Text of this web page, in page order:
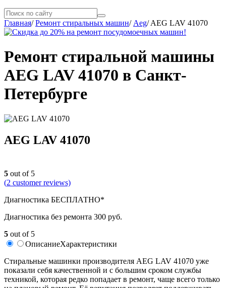
Главная/Ремонт стиральных машин/ Aeg/AEG LAV 41070
Ремонт стиральной машины
AEG LAV 41070 в Санкт-
Петербурге
AEG LAV 41070
5 out of 5
(2 customer reviews)
Диагностика БЕСПЛАТНО*
Диагностика без ремонта 300 руб.
5 out of 5
ОписаниеХарактеристики
Стиральные машинки производителя AEG LAV 41070 уже
показали себя качественной и с большим сроком службы
техникой, которая редко попадает в ремонт, чаще всего только